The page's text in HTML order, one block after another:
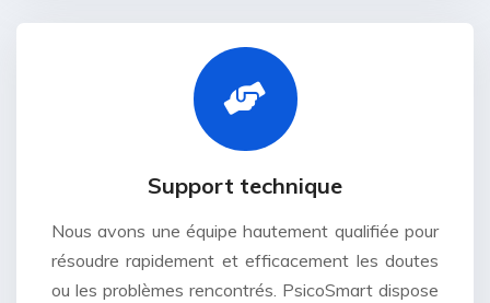
Support technique
Nous avons une équipe hautement qualifiée pour
résoudre rapidement et efficacement les doutes
ou les problèmes rencontrés. PsicoSmart dispose